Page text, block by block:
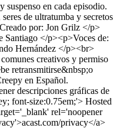
suspenso en cada episodio.
de ultratumba y secretos
por: Jon Grilz </p>
</p><p>Voces de:
Hernández </p><br>
creativos y permiso
retransmitirse&nbsp;o
en Español.
descripciones gráficas de
font-size:0.75em;'> Hosted
rel='noopener
privacy</a>